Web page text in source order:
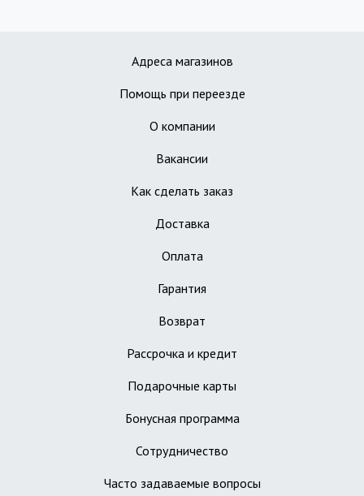
Адреса магазинов
Помощь при переезде
О компании
Вакансии
Как сделать заказ
Доставка
Оплата
Гарантия
Возврат
Рассрочка и кредит
Подарочные карты
Бонусная программа
Сотрудничество
Часто задаваемые вопросы